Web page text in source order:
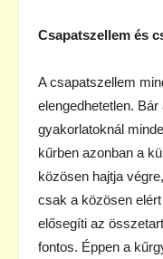
Csapatszellem és
A csapatszellem
elengedhetetlen.
gyakorlatoknál
kűrben azonban a
közösen hajtja
csak a közösen
elősegíti az
fontos. Éppen a